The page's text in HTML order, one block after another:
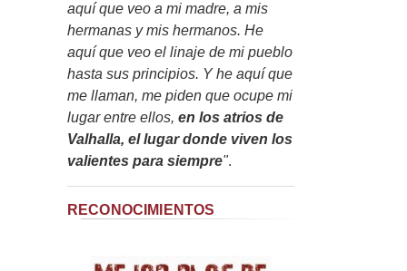
aquí que veo a mi madre, a mis
hermanas y mis hermanos. He
aquí que veo el linaje de mi pueblo
hasta sus principios. Y he aquí que
me llaman, me piden que ocupe mi
lugar entre ellos, en los atrios de
Valhalla, el lugar donde viven los
valientes para siempre".
RECONOCIMIENTOS